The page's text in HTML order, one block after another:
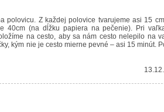
polovicu. Z každej polovice tvarujeme asi 15
40cm (na dĺžku papiera na pečenie). Pri
na cesto, aby sa nám cesto nelepilo na
kým nie je cesto mierne pevné – asi 15 minút.